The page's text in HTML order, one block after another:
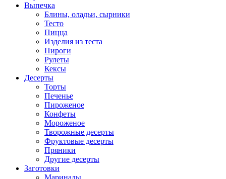
Выпечка
Блины, оладьи, сырники
Тесто
Пицца
Изделия из теста
Пироги
Рулеты
Кексы
Десерты
Торты
Печенье
Пироженое
Конфеты
Мороженое
Творожные десерты
Фруктовые десерты
Пряники
Другие десерты
Заготовки
Маринады